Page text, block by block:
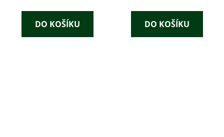
DO KOŠÍKU DO KOŠÍKU